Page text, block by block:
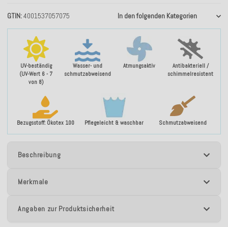
UV-beständig
(UV-Wert 6 - 7
von 8)
Wasser- und
schmutzabweisend
Atmungsaktiv
Antibakteriell /
schimmelresistent
Bezugsstoff: Ökotex 100 Pflegeleicht & waschbar Schmutzabweisend
GTIN 4001537057075 In den folgenden Kategorien
Beschreibung
Merkmale
Angaben zur Produktsicherheit